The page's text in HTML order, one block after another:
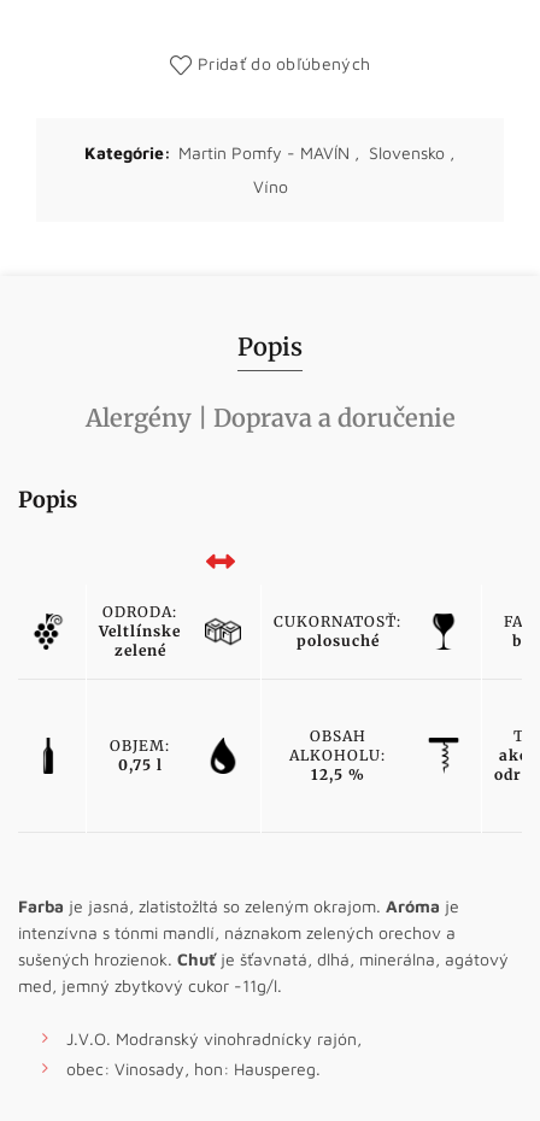
Pridať do obľúbených
Kategórie: Martin Pomfy - MAVÍN , Slovensko ,
Víno
Popis
Alergény | Doprava a doručenie
Popis
ODRODA:
Veltlínske
zelené
CUKORNATOSŤ:
polosuché
OBJEM:
0,75 l
OBSAH
ALKOHOLU:
12,5 %
Farba je jasná, zlatistožltá so zeleným okrajom. Aróma je
intenzívna s tónmi mandlí, náznakom zelených orechov a
sušených hrozienok. Chuťje šťavnatá, dlhá, minerálna, agátový
med, jemný zbytkový cukor -11g/l.
J.V.O. Modranský vinohradnícky rajón,
obec: Vinosady, hon: Hauspereg.